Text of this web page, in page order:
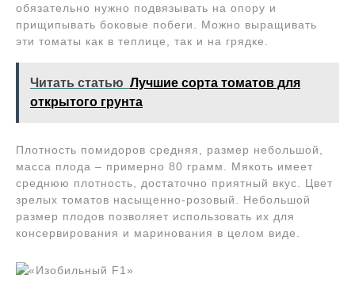
обязательно нужно подвязывать на опору и
прищипывать боковые побеги. Можно выращивать
эти томаты как в теплице, так и на грядке.
Читать статью Лучшие сорта томатов для
открытого грунта
Плотность помидоров средняя, размер небольшой,
масса плода – примерно 80 грамм. Мякоть имеет
среднюю плотность, достаточно приятный вкус. Цвет
зрелых томатов насыщенно-розовый. Небольшой
размер плодов позволяет использовать их для
консервирования и маринования в целом виде.